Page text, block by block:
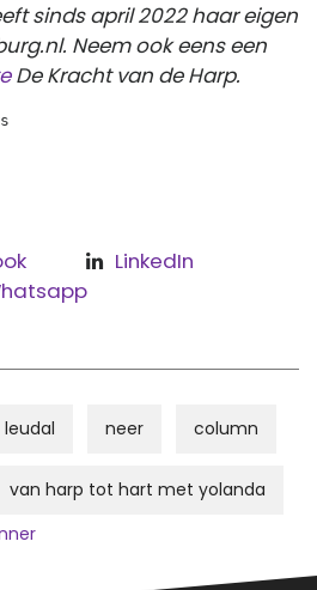
sinds april 2022 haar eigen
Neem ook eens een
De Kracht van de Harp.
LinkedIn
leudal neer column
van harp tot hart met yolanda